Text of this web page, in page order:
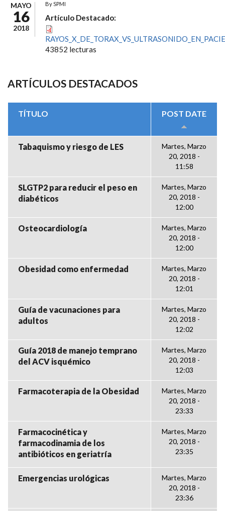
MAYO
16
2018
BySPMI
Artículo Destacado:
43852 lecturas
ARTÍCULOS DESTACADOS
TÍTULO POST DATE
Tabaquismo y riesgo de LES
Martes, Marzo
20, 2018 -
11:58
SLGTP2 para reducir el peso en
diabéticos
Martes, Marzo
20, 2018 -
12:00
Osteocardiología
Martes, Marzo
20, 2018 -
12:00
Obesidad como enfermedad
Martes, Marzo
20, 2018 -
12:01
Guía de vacunaciones para
adultos
Martes, Marzo
20, 2018 -
12:02
Guía 2018 de manejo temprano
del ACV isquémico
Martes, Marzo
20, 2018 -
12:03
Farmacoterapia de la Obesidad
Martes, Marzo
20, 2018 -
23:33
Farmacocinética y
farmacodinamia de los
antibióticos en geriatría
Martes, Marzo
20, 2018 -
23:35
Emergencias urológicas
Martes, Marzo
20, 2018 -
23:36